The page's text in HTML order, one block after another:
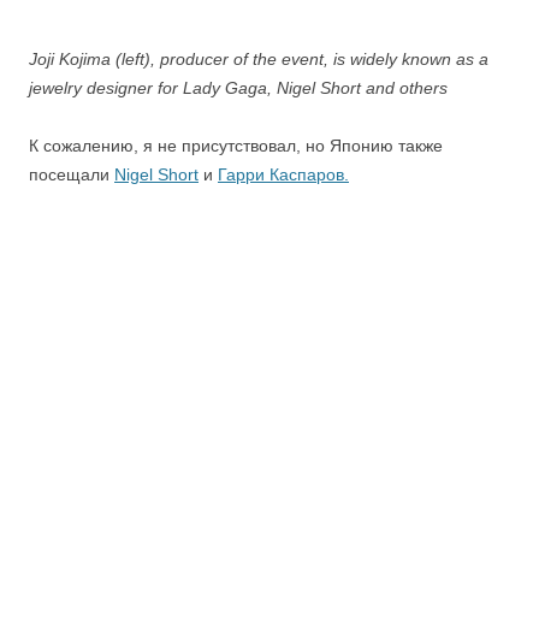
Joji Kojima (left), producer of the event, is widely known as a
jewelry designer for Lady Gaga, Nigel Short and others
К сожалению, я не присутствовал, но Японию также
посещали Nigel Short и Гарри Каспаров.